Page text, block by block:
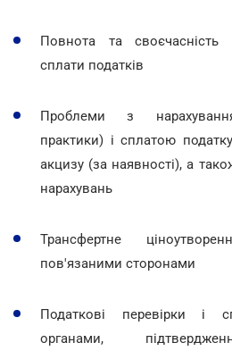
Повнота та своєчасність
сплати податків
Проблеми з
практики) і сплатою
акцизу (за наявності), а
нарахувань
Трансфертне
пов'язаними сторонами
Податкові перевірки і
органами,